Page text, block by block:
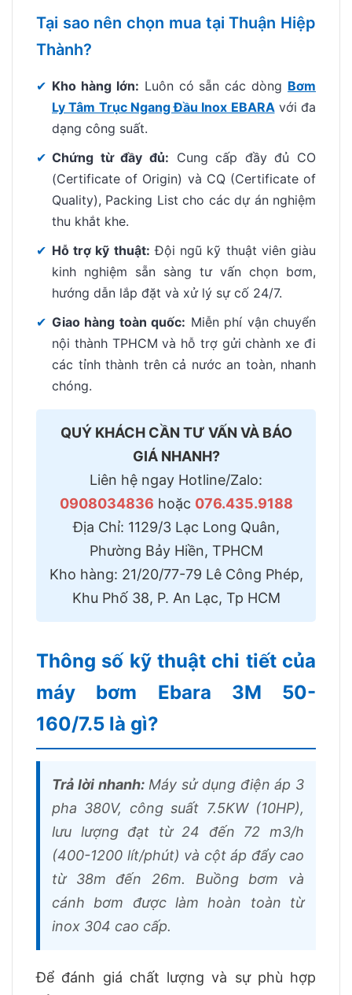
Tại sao nên chọn mua tại Thuận Hiệp
Thành?
✔ Kho hàng lớn: Luôn có sẵn các dòng Bơm
Ly Tâm Trục Ngang Đầu Inox EBARA với đa
dạng công suất.
✔ Chứng từ đầy đủ: Cung cấp đầy đủ CO
(Certificate of Origin) và CQ (Certificate of
Quality), Packing List cho các dự án nghiệm
thu khắt khe.
✔ Hỗ trợ kỹ thuật: Đội ngũ kỹ thuật viên giàu
kinh nghiệm sẵn sàng tư vấn chọn bơm,
hướng dẫn lắp đặt và xử lý sự cố 24/7.
✔ Giao hàng toàn quốc: Miễn phí vận chuyển
nội thành TPHCM và hỗ trợ gửi chành xe đi
các tỉnh thành trên cả nước an toàn, nhanh
chóng.
QUÝ KHÁCH CẦN TƯ VẤN VÀ BÁO
GIÁ NHANH?
Liên hệ ngay Hotline/Zalo:
0908034836 hoặc 076.435.9188
Địa Chỉ: 1129/3 Lạc Long Quân,
Phường Bảy Hiền, TPHCM
Kho hàng: 21/20/77-79 Lê Công Phép,
Khu Phố 38, P. An Lạc, Tp HCM
Thông số kỹ thuật chi tiết của
máy bơm Ebara 3M 50-
160/7.5 là gì?
Trả lời nhanh:Máy sử dụng điện áp 3
pha 380V, công suất 7.5KW (10HP),
lưu lượng đạt từ 24 đến 72 m3/h
(400-1200 lít/phút) và cột áp đẩy cao
từ 38m đến 26m. Buồng bơm và
cánh bơm được làm hoàn toàn từ
inox 304 cao cấp.
Để đánh giá chất lượng và sự phù hợp